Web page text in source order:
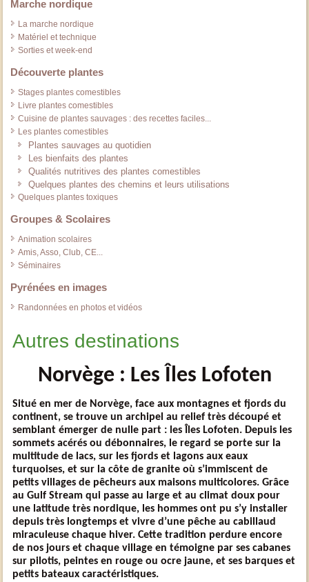
Marche nordique
La marche nordique
Matériel et technique
Sorties et week-end
Découverte plantes
Stages plantes comestibles
Livre plantes comestibles
Cuisine de plantes sauvages : des recettes faciles...
Les plantes comestibles
Plantes sauvages au quotidien
Les bienfaits des plantes
Qualités nutritives des plantes comestibles
Quelques plantes des chemins et leurs utilisations
Quelques plantes toxiques
Groupes & Scolaires
Animation scolaires
Amis, Asso, Club, CE...
Séminaires
Pyrénées en images
Randonnées en photos et vidéos
Autres destinations
Norvège : Les Îles Lofoten
Situé en mer de Norvège, face aux montagnes et fjords du
continent, se trouve un archipel au relief très découpé et
semblant émerger de nulle part : les Îles Lofoten. Depuis les
sommets acérés ou débonnaires, le regard se porte sur la
multitude de lacs, sur les fjords et lagons aux eaux
turquoises, et sur la côte de granite où s’immiscent de
petits villages de pêcheurs aux maisons multicolores. Grâce
au Gulf Stream qui passe au large et au climat doux pour
une latitude très nordique, les hommes ont pu s’y installer
depuis très longtemps et vivre d’une pêche au cabillaud
miraculeuse chaque hiver. Cette tradition perdure encore
de nos jours et chaque village en témoigne par ses cabanes
sur pilotis, peintes en rouge ou ocre jaune, et ses barques et
petits bateaux caractéristiques.